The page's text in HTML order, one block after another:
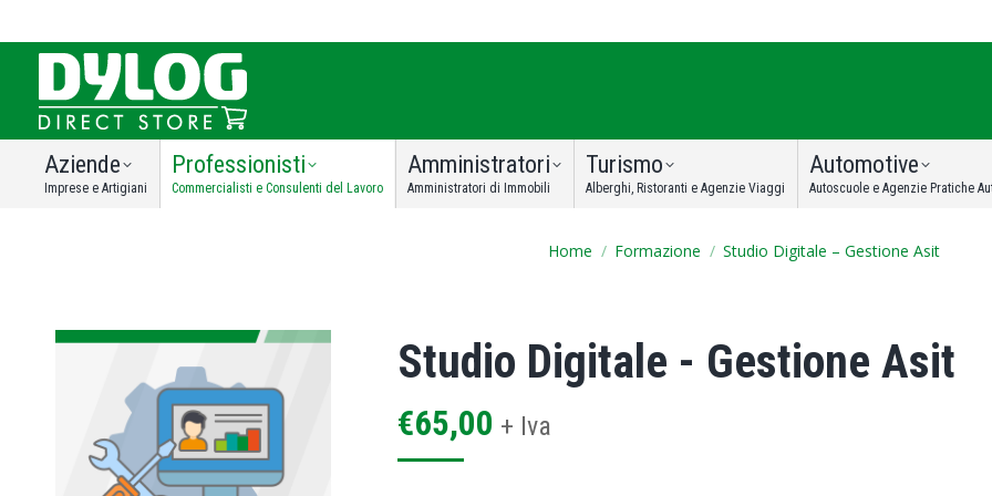
Aziende
Imprese e Artigiani
Professionisti
Commercialisti e Consulenti del Lavoro
Amministratori
Amministratori di Immobili
Turismo
Alberghi, Ristoranti e Agenzie Viaggi
Automotive
Autoscuole e Agenzie Pratiche
You are here:
Home Formazione Studio Digitale – Gestione Asit
Studio Digitale - Gestione Asit
€65,00 + Iva